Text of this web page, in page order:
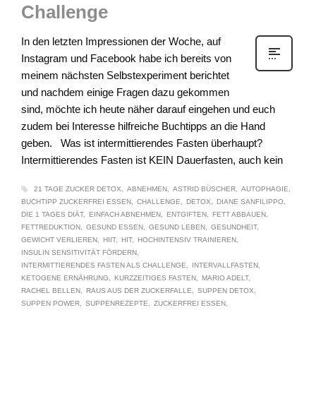
Challenge
In den letzten Impressionen der Woche, auf
Instagram und Facebook habe ich bereits von
meinem nächsten Selbstexperiment berichtet
und nachdem einige Fragen dazu gekommen
sind, möchte ich heute näher darauf eingehen und euch
zudem bei Interesse hilfreiche Buchtipps an die Hand
geben. Was ist intermittierendes Fasten überhaupt?
Intermittierendes Fasten ist KEIN Dauerfasten, auch kein
21 TAGE ZUCKER DETOX ABNEHMEN ASTRID BÜSCHER
AUTOPHAGIE
BUCHTIPP ZUCKERFREI ESSEN
CHALLENGE DETOX
DIANE SANFILIPPO
DIE 1 TAGES DIÄT
EINFACH ABNEHMEN ENTGIFTEN
FETT ABBAUEN
FETTREDUKTION
GESUND ESSEN GESUND LEBEN
GESUNDHEIT
GEWICHT VERLIEREN
HIIT HIT
HOCHINTENSIV TRAINIEREN
INSULIN SENSITIVITÄT FÖRDERN
INTERMITTIERENDES FASTEN ALS CHALLENGE
INTERVALLFASTEN
KETOGENE ERNÄHRUNG
KURZZEITIGES FASTEN
MARIO ADELT
RACHEL BELLEN
RAUS AUS DER ZUCKERFALLE
SUPPEN DETOX
SUPPEN POWER
SUPPENREZEPTE ZUCKERFREI ESSEN